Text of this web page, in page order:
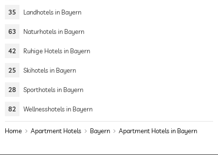
35 Landhotels in Bayern
63 Naturhotels in Bayern
42 Ruhige Hotels in Bayern
25 Skihotels in Bayern
28 Sporthotels in Bayern
82 Wellnesshotels in Bayern
Home Apartment Hotels Bayern Apartment Hotels in Bayern